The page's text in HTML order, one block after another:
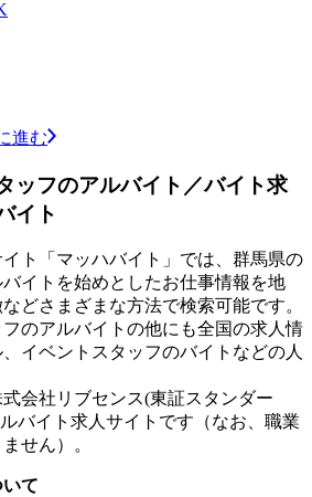
進む
ッフのアルバイト／バイト求
イト
ト「マッハバイト」では、群馬県の
イトを始めとしたお仕事情報を地
どさまざまな方法で検索可能です。
のアルバイトの他にも全国の求人情
イベントスタッフのバイトなどの人
式会社リブセンス(東証スタンダー
バイト求人サイトです（なお、職業
せん）。
て